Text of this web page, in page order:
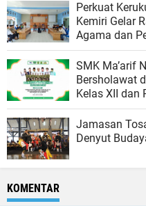
Perkuat
Kemiri Gelar
Agama dan
SMK Ma’arif
Bersholawat
Kelas XII dan
Jamasan
Denyut
KOMENTAR